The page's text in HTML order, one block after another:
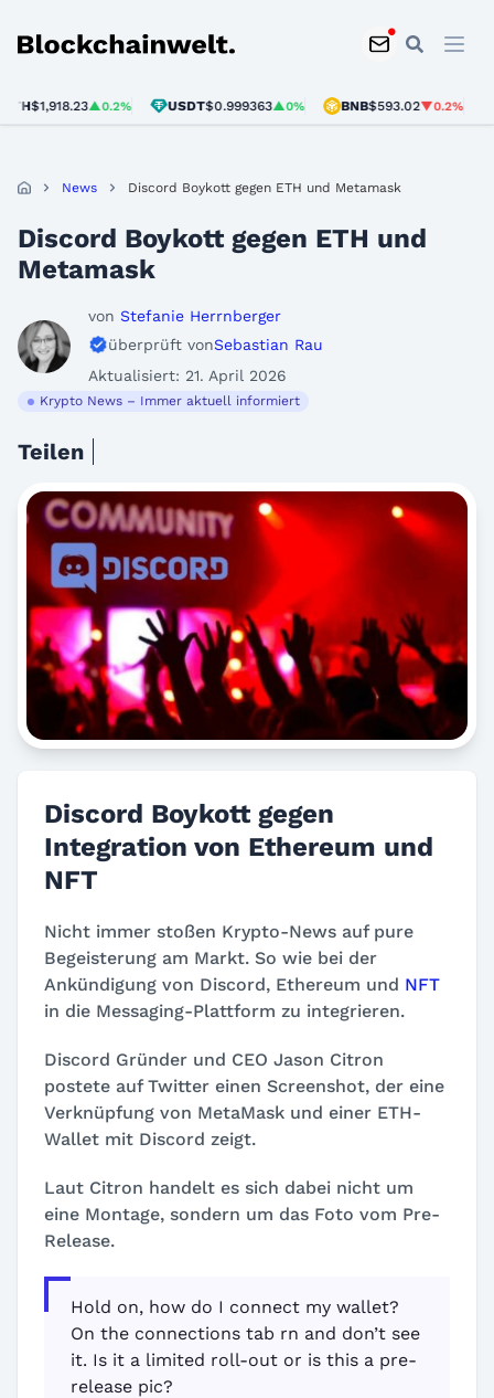
Blockchainwelt
$1,918.23▲0.2% USDT$0.999363▲0% BNB$593.02▼0.2%
News Discord Boykott gegen ETH und Metamask
Discord Boykott gegen ETH und
Metamask
von Stefanie Herrnberger
überprüft vonSebastian Rau
Aktualisiert: 21. April 2026
Krypto News – Immer aktuell informiert
Teilen
Discord Boykott gegen
Integration von Ethereum und
NFT
Nicht immer stoßen Krypto-News auf pure
Begeisterung am Markt. So wie bei der
Ankündigung von Discord, Ethereum und NFT
in die Messaging-Plattform zu integrieren.
Discord Gründer und CEO Jason Citron
postete auf Twitter einen Screenshot, der eine
Verknüpfung von MetaMask und einer ETH-
Wallet mit Discord zeigt.
Laut Citron handelt es sich dabei nicht um
eine Montage, sondern um das Foto vom Pre-
Release.
Hold on, how do I connect my wallet?
On the connections tab rn and don’t see
it. Is it a limited roll-out or is this a pre-
release pic?